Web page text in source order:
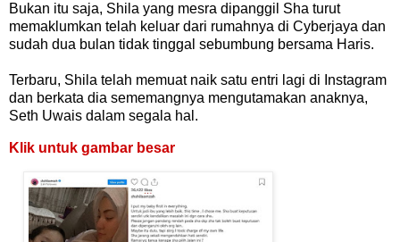
Bukan itu saja, Shila yang mesra dipanggil Sha turut
memaklumkan telah keluar dari rumahnya di Cyberjaya dan
sudah dua bulan tidak tinggal sebumbung bersama Haris.
Terbaru, Shila telah memuat naik satu entri lagi di Instagram
dan berkata dia sememangnya mengutamakan anaknya,
Seth Uwais dalam segala hal.
Klik untuk gambar besar